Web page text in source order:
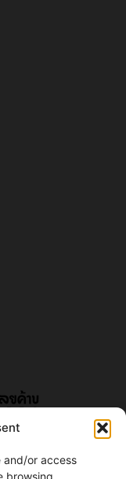
and/or access
browsing